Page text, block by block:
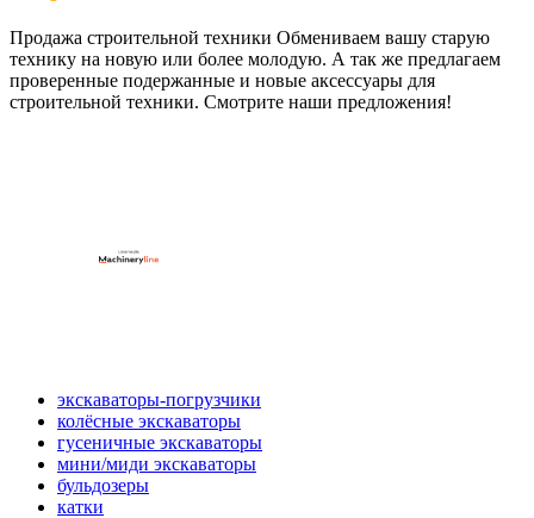
Продажа строительной техники Обмениваем вашу старую
технику на новую или более молодую. А так же предлагаем
проверенные подержанные и новые аксессуары для
строительной техники. Смотрите наши предложения!
экскаваторы-погрузчики
колёсные экскаваторы
гусеничные экскаваторы
мини/миди экскаваторы
бульдозеры
катки